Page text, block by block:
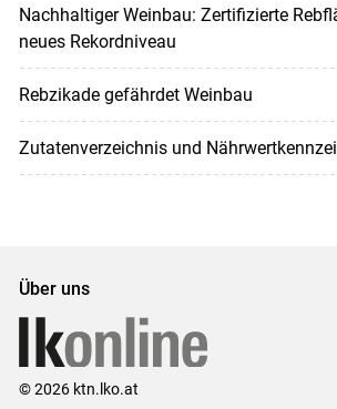
Nachhaltiger Weinbau: Zertifizierte
neues Rekordniveau
Rebzikade gefährdet Weinbau
Zutatenverzeichnis und
Über uns
© 2026 ktn.lko.at